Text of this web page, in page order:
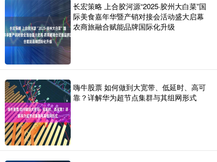
长宏策略 上合胶河源“2025·胶州大白菜”国
际美食嘉年华暨产销对接会活动盛大启幕
农商旅融合赋能品牌国际化升级
嗨牛股票 如何做到大宽带、低延时、高可
靠？详解华为超节点集群与其组网形式